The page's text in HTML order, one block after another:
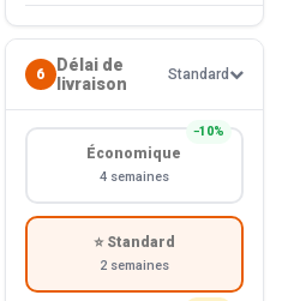
6
Délai de
livraison
Standard
−10%
Économique
4 semaines
⭐ Standard
2 semaines